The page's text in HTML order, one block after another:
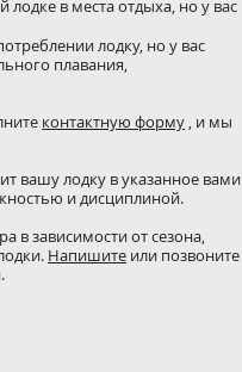
лодке в места отдыха, но у вас
лодку, но у вас
плавания,
контактную форму , и мы
вашу лодку в указанное вами
и дисциплиной.
в зависимости от сезона,
Напишите или позвоните